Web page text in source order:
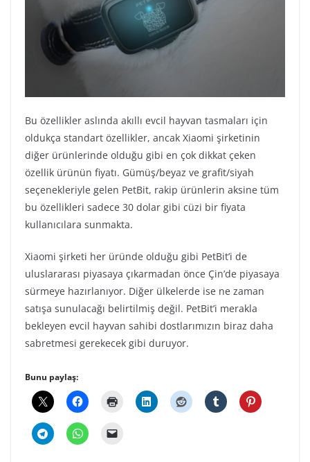
Bu özellikler aslında akıllı evcil hayvan tasmaları için
oldukça standart özellikler, ancak Xiaomi şirketinin
diğer ürünlerinde olduğu gibi en çok dikkat çeken
özellik ürünün fiyatı. Gümüş/beyaz ve grafit/siyah
seçenekleriyle gelen PetBit, rakip ürünlerin aksine tüm
bu özellikleri sadece 30 dolar gibi cüzi bir fiyata
kullanıcılara sunmakta.
Xiaomi şirketi her üründe olduğu gibi PetBit’i de
uluslararası piyasaya çıkarmadan önce Çin’de piyasaya
sürmeye hazırlanıyor. Diğer ülkelerde ise ne zaman
satışa sunulacağı belirtilmiş değil. PetBit’i merakla
bekleyen evcil hayvan sahibi dostlarımızın biraz daha
sabretmesi gerekecek gibi duruyor.
Bunu paylaş: